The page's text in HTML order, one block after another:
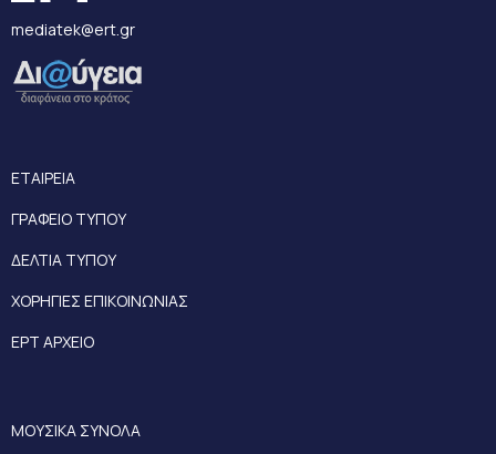
mediatek@ert.gr
ΕΤΑΙΡΕΙΑ
ΓΡΑΦΕΙΟ ΤΥΠΟΥ
ΔΕΛΤΙΑ ΤΥΠΟΥ
ΧΟΡΗΓΙΕΣ ΕΠΙΚΟΙΝΩΝΙΑΣ
ΕΡΤ ΑΡΧΕΙΟ
ΜΟΥΣΙΚΑ ΣΥΝΟΛΑ